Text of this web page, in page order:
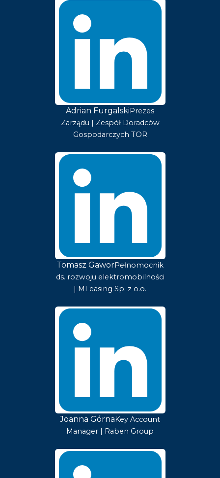
Adrian FurgalskiPrezes
Zarządu | Zespół Doradców
Gospodarczych TOR
Tomasz GaworPełnomocnik
ds. rozwoju elektromobilności
| MLeasing Sp. z o.o.
Joanna GórnaKey Account
Manager | Raben Group